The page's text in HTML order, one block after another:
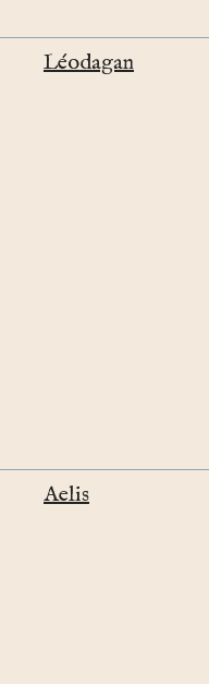
Léodagan
Aelis